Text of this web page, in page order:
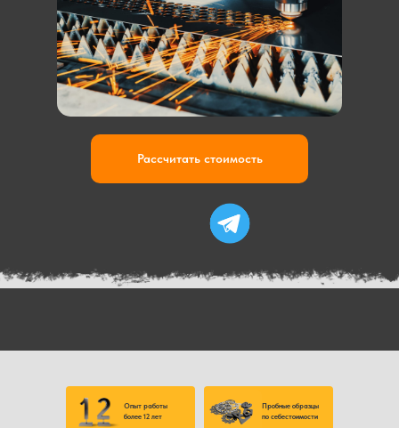
Рассчитать стоимость
Пробные образцы
по себестоимости
Опыт работы
более 12 лет